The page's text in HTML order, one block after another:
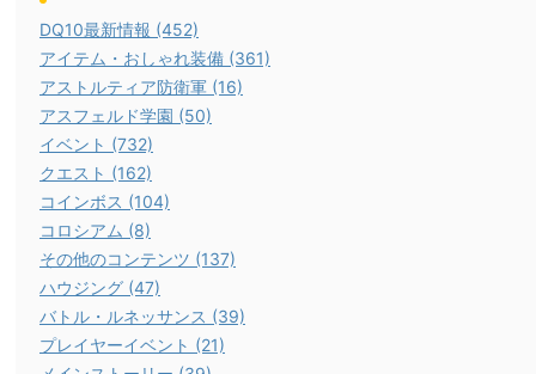
DQ10最新情報 (452)
アイテム・おしゃれ装備 (361)
アストルティア防衛軍 (16)
アスフェルド学園 (50)
イベント (732)
クエスト (162)
コインボス (104)
コロシアム (8)
その他のコンテンツ (137)
ハウジング (47)
バトル・ルネッサンス (39)
プレイヤーイベント (21)